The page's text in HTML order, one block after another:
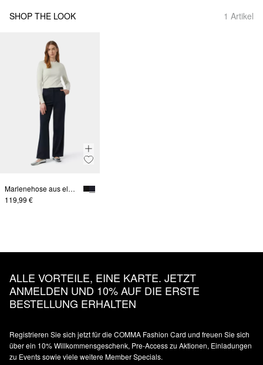
SHOP THE LOOK 1 Artikel
Marlenehose aus elastischem Viskosemix mit Eingrifftaschen
119,99 €
ALLE VORTEILE, EINE KARTE. JETZT
ANMELDEN UND 10% AUF DIE ERSTE
BESTELLUNG ERHALTEN
Registrieren Sie sich jetzt für die COMMA Fashion Card und freuen Sie sich
über ein 10% Willkommensgeschenk, Pre-Access zu Aktionen, Einladungen
zu Events sowie viele weitere Member Specials.